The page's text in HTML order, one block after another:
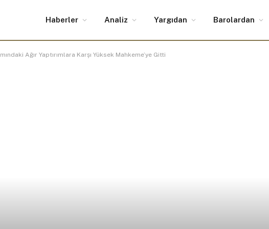
Haberler Analiz Yargıdan Barolardan
Ağır Yaptırımlara Karşı Yüksek Mahkeme’ye Gitti